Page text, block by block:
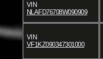
VIN
NLAFD76708W090909
VIN
VF1KZ090347301000